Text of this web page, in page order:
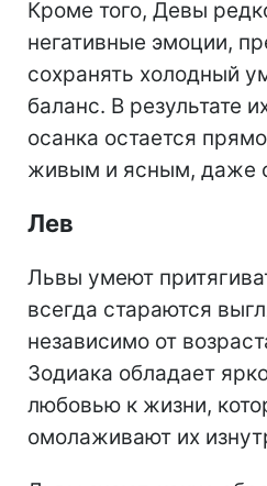
Кроме того, Девы
негативные эмоции,
сохранять холодный
баланс. В результате
осанка остается
живым и ясным, даже
Лев
Львы умеют
всегда стараются
независимо от
Зодиака обладает
любовью к жизни,
омолаживают их